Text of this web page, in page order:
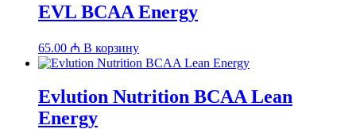
EVL BCAA Energy
65.00 ₼ В корзину
Evlution Nutrition BCAA Lean
Energy